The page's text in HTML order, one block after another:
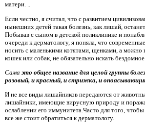
матери. ..
Если честно, я считал, что с развитием
нынешних детей такая болезнь, как лишай,
Побывав с сыном в детской поликлинике и
очереди к дерматологу, я поняла, что
носить с маленькими котятами, щенками, а
кошек или собак, не обязательно искать
Самаэто общее название для целой группы
розовый, и красный, и стрижка, и
И не все виды лишайников передаются от
лишайники, имеющие вирусную природу и
ослаблении его иммунитета.Часто для того,
все же стоит обратиться к дерматологу.